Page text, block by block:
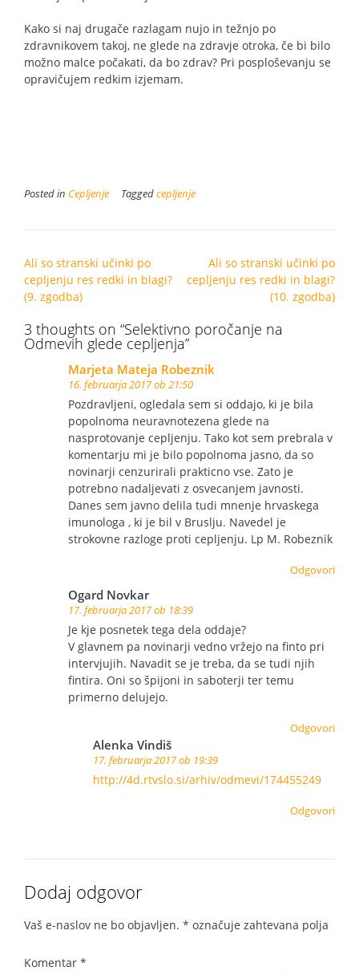
Kako si naj drugače razlagam nujo in težnjo po
zdravnikovem takoj, ne glede na zdravje otroka, če bi bilo
možno malce počakati, da bo zdrav? Pri posploševanju se
opravičujem redkim izjemam.
Posted in Cepljenje Taggedcepljenje
Post
navigation
Ali so stranski učinki po
cepljenju res redki in blagi?
(9. zgodba)
Ali so stranski učinki po
cepljenju res redki in blagi?
(10. zgodba)
3 thoughts on “Selektivno poročanje na
Odmevih glede cepljenja”
Marjeta Mateja Robeznik
16. februarja 2017 ob 21:50
Pozdravljeni, ogledala sem si oddajo, ki je bila
popolnoma neuravnotezena glede na
nasprotovanje cepljenju. Tako kot sem prebrala v
komentarju mi je bilo popolnoma jasno, da so
novinarji cenzurirali prakticno vse. Zato je
potrebno nadaljevati z osvecanjem javnosti.
Danes sem javno delila tudi mnenje hrvaskega
imunologa , ki je bil v Bruslju. Navedel je
strokovne razloge proti cepljenju. Lp M. Robeznik
Odgovori
Ogard Novkar
17. februarja 2017 ob 18:39
Je kje posnetek tega dela oddaje?
V glavnem pa novinarji vedno vržejo na finto pri
intervjujih. Navadit se je treba, da se tudi njih
fintira. Oni so špijoni in saboterji ter temu
primerno delujejo.
Odgovori
Alenka Vindiš
17. februarja 2017 ob 19:39
http://4d.rtvslo.si/arhiv/odmevi/174455249
Odgovori
Dodaj odgovor
Vaš e-naslov ne bo objavljen. * označuje zahtevana polja
Komentar *